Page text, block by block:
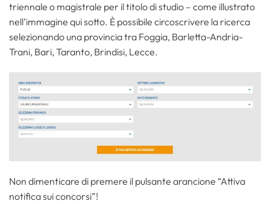
triennale o magistrale per il titolo di studio – come illustrato
nell’immagine qui sotto. È possibile circoscrivere la ricerca
selezionando una provincia tra Foggia, Barletta-Andria-
Trani, Bari, Taranto, Brindisi, Lecce.
Non dimenticare di premere il pulsante arancione “Attiva
notifica sui concorsi”!